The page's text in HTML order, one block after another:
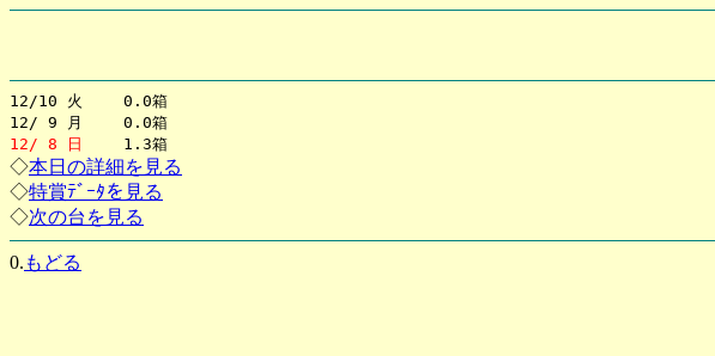
12/10 火 0.0箱
12/ 9 月 0.0箱
12/ 8 日
1.3箱
◇本日の詳細を見る
◇特賞ﾃﾞｰﾀを見る
◇次の台を見る
0. もどる